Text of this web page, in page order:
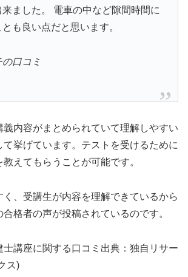
ました。 電車の中など隙間時間に
も良い点だと思います。
口コミ
義内容がまとめられていて理解しやすい
て挙げています。テストを受けるために
えてもらうことが可能です。
、受講生が内容を理解できているから
格者の声が投稿されているのです。
士講座に関する口コミ出典：独自リサー
ス)